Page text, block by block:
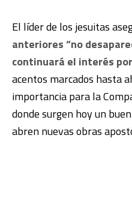
El líder de los jesuitas
anteriores “no
continuará el interés
acentos marcados hasta
importancia para la
donde surgen hoy un
abren nuevas obras